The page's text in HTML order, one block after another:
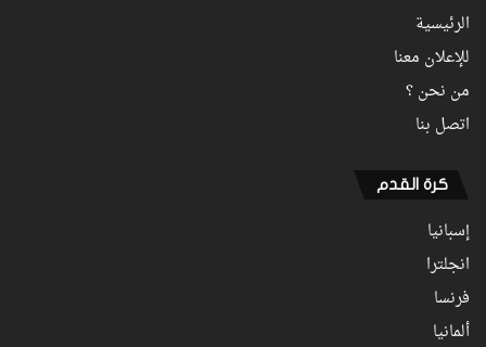
الرئيسية
للإعلان معنا
من نحن ؟
اتصل بنا
كرة القدم
إسبانيا
انجلترا
فرنسا
ألمانيا